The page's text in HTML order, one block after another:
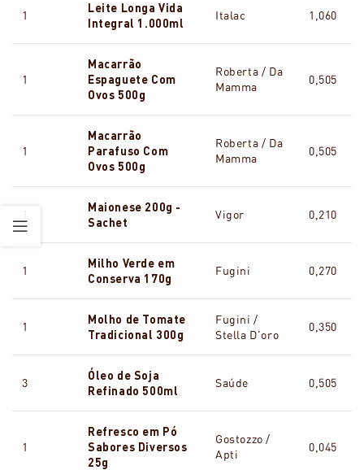
1
Leite Longa Vida
Integral 1.000ml
Italac 1,060
1
Macarrão
Espaguete Com
Ovos 500g
Roberta / Da
Mamma
0,505
1
Macarrão
Parafuso Com
Ovos 500g
Roberta / Da
Mamma
0,505
Maionese 200g -
Sachet
Vigor 0,210
1
Milho Verde em
Conserva 170g
Fugini 0,270
1
Molho de Tomate
Tradicional 300g
Fugini /
Stella D'oro
0,350
3
Óleo de Soja
Refinado 500ml
Saúde 0,505
1
Refresco em Pó
Sabores Diversos
25g
Gostozzo /
Apti
0,045